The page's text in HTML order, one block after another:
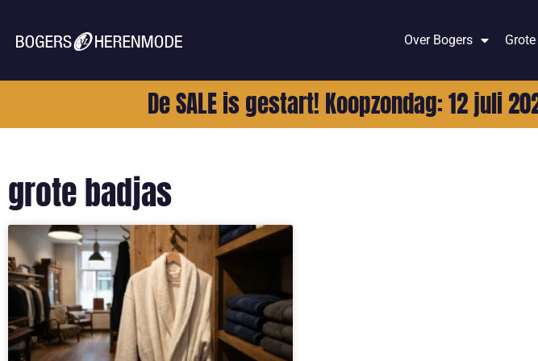
Over Bogers
De SALE is gestart! Koopzondag: 12 juli
grote badjas